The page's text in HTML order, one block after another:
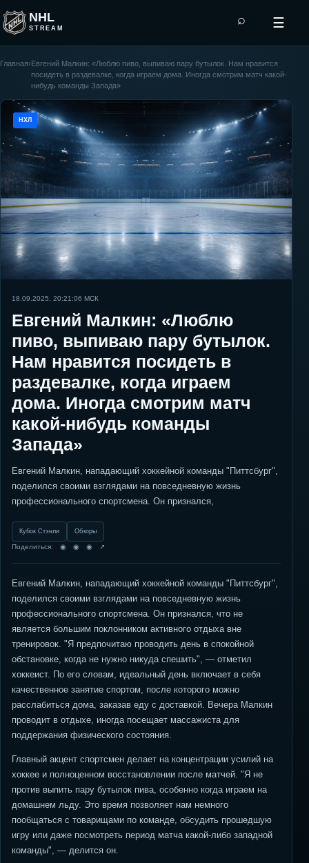
NHL
STREAM
⌕ ☰
Главная›Евгений Малкин: «Люблю пиво, выпиваю пару бутылок. Нам нравится
посидеть в раздевалке, когда играем дома. Иногда смотрим матч какой-
нибудь команды Запада»
НХЛ
18.09.2025, 20:21:06 МСК
Евгений Малкин: «Люблю
пиво, выпиваю пару бутылок.
Нам нравится посидеть в
раздевалке, когда играем
дома. Иногда смотрим матч
какой-нибудь команды
Запада»
Евгений Малкин, нападающий хоккейной команды "Питтсбург",
поделился своими взглядами на повседневную жизнь
профессионального спортсмена. Он признался,
Кубок Стэнли Обзоры
Поделиться: ◉ ◉ ◉ ↗
Евгений Малкин, нападающий хоккейной команды "Питтсбург",
поделился своими взглядами на повседневную жизнь
профессионального спортсмена. Он признался, что не
является большим поклонником активного отдыха вне
тренировок. "Я предпочитаю проводить день в спокойной
обстановке, когда не нужно никуда спешить", — отметил
хоккеист. По его словам, идеальный день включает в себя
качественное занятие спортом, после которого можно
расслабиться дома, заказав еду с доставкой. Вечера Малкин
проводит в отдыхе, иногда посещает массажиста для
поддержания физического состояния.
Главный акцент спортсмен делает на концентрации усилий на
хоккее и полноценном восстановлении после матчей. "Я не
против выпить пару бутылок пива, особенно когда играем на
домашнем льду. Это время позволяет нам немного
пообщаться с товарищами по команде, обсудить прошедшую
игру или даже посмотреть период матча какой-либо западной
команды", — делится он.